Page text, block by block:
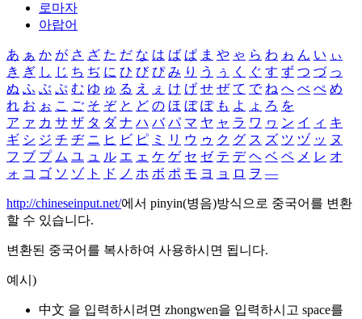
로마자
아랍어
あ ぁ か が さ ざ た だ な は ば ぱ ま や ゃ ら わ ゎ ん い ぃ
き ぎ し じ ち ぢ に ひ び ぴ み り う ぅ く ぐ す ず つ づ っ
ぬ ふ ぶ ぷ む ゆ ゅ る え ぇ け げ せ ぜ て で ね へ べ ぺ め
れ お ぉ こ ご そ ぞ と ど の ほ ぼ ぽ も よ ょ ろ を
ア ァ カ サ ザ タ ダ ナ ハ バ パ マ ヤ ャ ラ ワ ヮ ン イ ィ キ
ギ シ ジ チ ヂ ニ ヒ ビ ピ ミ リ ウ ゥ ク グ ス ズ ツ ヅ ッ ヌ
フ ブ プ ム ユ ュ ル エ ェ ケ ゲ セ ゼ テ デ ヘ ベ ペ メ レ オ
ォ コ ゴ ソ ゾ ト ド ノ ホ ボ ポ モ ヨ ョ ロ ヲ ―
http://chineseinput.net/에서 pinyin(병음)방식으로 중국어를 변환
할 수 있습니다.
변환된 중국어를 복사하여 사용하시면 됩니다.
예시)
中文 을 입력하시려면 zhongwen을 입력하시고 space를